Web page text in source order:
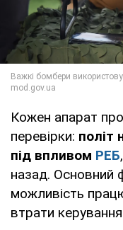
Кожен апарат
перевірки: політ
під впливом РЕБ
назад. Основний
можливість
втрати